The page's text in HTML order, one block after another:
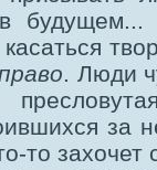
будущем...
. Люди
за
то